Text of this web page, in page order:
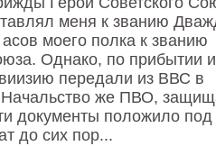
меня к званию
моего полка к званию
Однако, по прибытии
передали из ВВС в
же ПВО,
документы положило под
до сих пор...